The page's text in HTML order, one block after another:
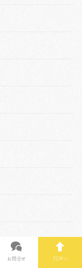
お問合せ TOPへ